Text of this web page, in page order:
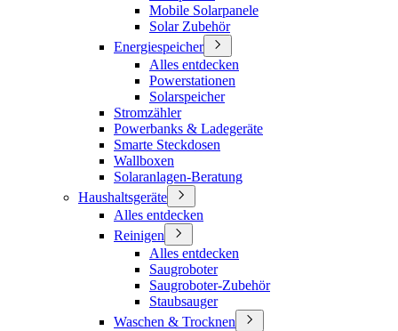
Mobile Solarpanele
Solar Zubehör
Energiespeicher
Alles entdecken
Powerstationen
Solarspeicher
Stromzähler
Powerbanks & Ladegeräte
Smarte Steckdosen
Wallboxen
Solaranlagen-Beratung
Haushaltsgeräte
Alles entdecken
Reinigen
Alles entdecken
Saugroboter
Saugroboter-Zubehör
Staubsauger
Waschen & Trocknen